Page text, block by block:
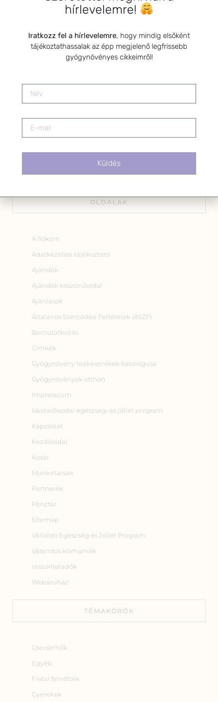
Kérlek a feliratkozáshoz fogadd el
az alábbi nyilatkozatot:
foglaltak szerint a HerbClinic
leiratkozhatsz a levél alján található
linkre kattintva.
OLDALAK
A fiókom
Adatkezelési tájékoztató
Ajándék
Ajándék köszönőoldal
Ajánlások
Általános Szerződési Feltételek (ÁSZF)
Bemutatkozás
Címkék
Gyógynövény teakeverékek katalógusa
Gyógynövények otthon
Impresszum
Iskolai/óvodai egészség‑ és jóllét program
Kapcsolat
Kezdőoldal
Kosár
Munkatársak
Partnerek
Pénztár
Sitemap
Vállalati Egészség és Jóllét Program
Várandós kismamák
Viszonteladók
Webáruház
TÉMAKÖRÖK
Csecsemők
Egyéb
Fiatal felnőttek
Gyerekek
hírlevelemre!
Iratkozz fel a hírlevelemre, hogy mindig elsőként
tájékoztathassalak az épp megjelenő legfrissebb
gyógynövényes cikkeimről!
Küldés